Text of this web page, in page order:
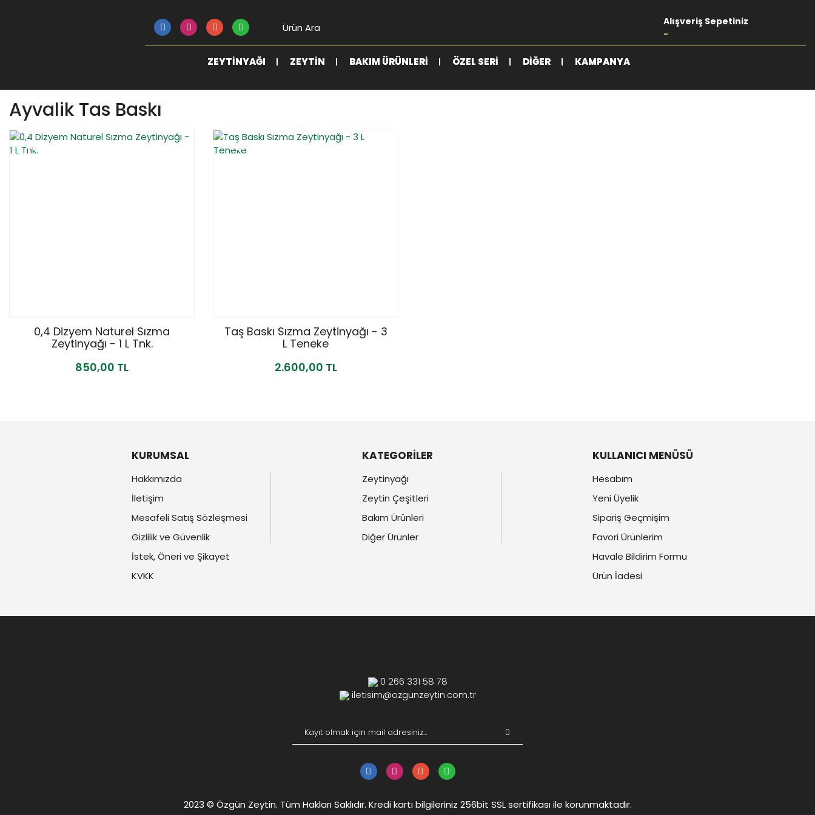
Alışveriş Sepetiniz
-
ZEYTINYAĞI ZEYTIN BAKIM ÜRÜNLERI ÖZEL SERI DIĞER KAMPANYA
Ayvalik Tas Baskı
YENİ
0,4 Dizyem Naturel Sızma
Zeytinyağı - 1 L Tnk.
850,00 TL
YENİ
Taş Baskı Sızma Zeytinyağı - 3
L Teneke
2.600,00 TL
KURUMSAL
Hakkımızda
İletişim
Mesafeli Satış Sözleşmesi
Gizlilik ve Güvenlik
İstek, Öneri ve Şikayet
KVKK
KATEGORİLER
Zeytinyağı
Zeytin Çeşitleri
Bakım Ürünleri
Diğer Ürünler
KULLANICI MENÜSÜ
Hesabım
Yeni Üyelik
Sipariş Geçmişim
Favori Ürünlerim
Havale Bildirim Formu
Ürün İadesi
0 266 331 58 78
iletisim@ozgunzeytin.com.tr
2023 © Özgün Zeytin. Tüm Hakları Saklıdır. Kredi kartı bilgileriniz 256bit SSL sertifikası ile korunmaktadır.